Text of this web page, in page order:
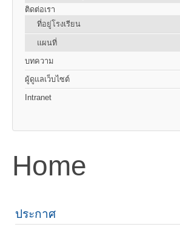
ติดต่อเรา
ที่อยู่โรงเรียน
แผนที่
บทความ
ผู้ดูแลเว็บไซต์
Intranet
Home
ประกาศ